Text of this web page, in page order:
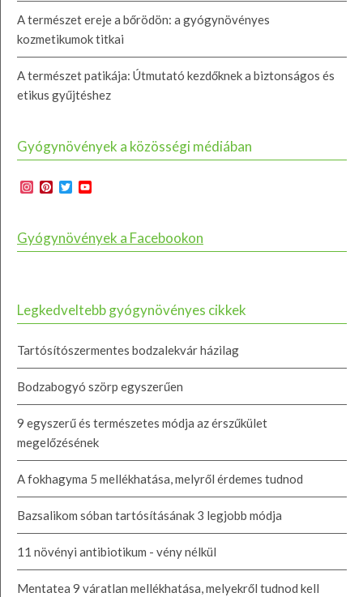
A természet ereje a bőrödön: a gyógynövényes
kozmetikumok titkai
A természet patikája: Útmutató kezdőknek a biztonságos és
etikus gyűjtéshez
Gyógynövények a közösségi médiában
Instagram
Pinterest
Twitter
Gyógynövények a Facebookon
Legkedveltebb gyógynövényes cikkek
Tartósítószermentes bodzalekvár házilag
Bodzabogyó szörp egyszerűen
9 egyszerű és természetes módja az érszűkület
megelőzésének
A fokhagyma 5 mellékhatása, melyről érdemes tudnod
Bazsalikom sóban tartósításának 3 legjobb módja
11 növényi antibiotikum - vény nélkül
Mentatea 9 váratlan mellékhatása, melyekről tudnod kell